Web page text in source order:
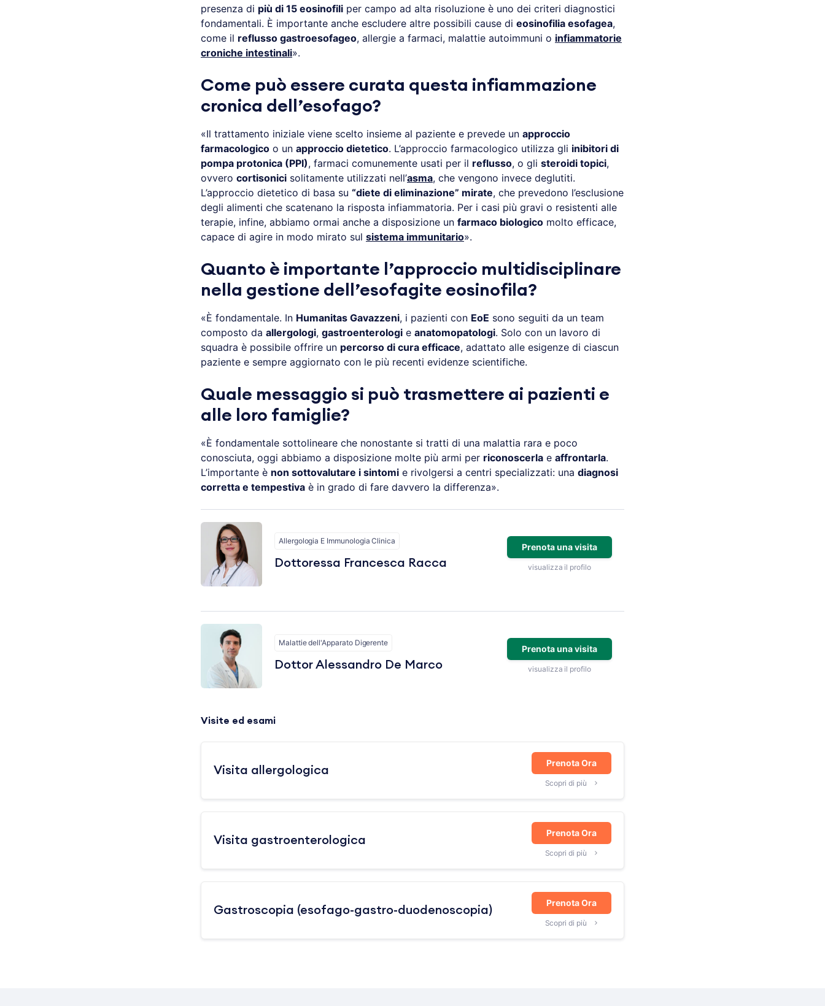
presenza di più di 15 eosinofili per campo ad alta risoluzione è uno dei criteri diagnostici
fondamentali. È importante anche escludere altre possibili cause di eosinofilia esofagea,
come il reflusso gastroesofageo, allergie a farmaci, malattie autoimmuni o infiammatorie
croniche intestinali».
Come può essere curata questa infiammazione
cronica dell’esofago?
«Il trattamento iniziale viene scelto insieme al paziente e prevede un approccio
farmacologico o un approccio dietetico. L’approccio farmacologico utilizza gli inibitori di
pompa protonica (PPI), farmaci comunemente usati per il reflusso, o gli steroidi topici,
ovvero cortisonici solitamente utilizzati nell’asma, che vengono invece deglutiti.
L’approccio dietetico di basa su “diete di eliminazione” mirate, che prevedono l’esclusione
degli alimenti che scatenano la risposta infiammatoria. Per i casi più gravi o resistenti alle
terapie, infine, abbiamo ormai anche a disposizione un farmaco biologico molto efficace,
capace di agire in modo mirato sul sistema immunitario».
Quanto è importante l’approccio multidisciplinare
nella gestione dell’esofagite eosinofila?
«È fondamentale. In Humanitas Gavazzeni, i pazienti con EoE sono seguiti da un team
composto da allergologi, gastroenterologi e anatomopatologi. Solo con un lavoro di
squadra è possibile offrire un percorso di cura efficace, adattato alle esigenze di ciascun
paziente e sempre aggiornato con le più recenti evidenze scientifiche.
Quale messaggio si può trasmettere ai pazienti e
alle loro famiglie?
«È fondamentale sottolineare che nonostante si tratti di una malattia rara e poco
conosciuta, oggi abbiamo a disposizione molte più armi per riconoscerla e affrontarla.
L’importante è non sottovalutare i sintomi e rivolgersi a centri specializzati: una diagnosi
corretta e tempestiva è in grado di fare davvero la differenza».
Allergologia E Immunologia Clinica
Dottoressa Francesca Racca
Prenota una visita
visualizza il profilo
Malattie dell'Apparato Digerente
Dottor Alessandro De Marco
Prenota una visita
visualizza il profilo
Visite ed esami
Visita allergologica
Prenota Ora
Scopri di più
Visita gastroenterologica
Prenota Ora
Scopri di più
Gastroscopia (esofago-gastro-duodenoscopia)
Prenota Ora
Scopri di più